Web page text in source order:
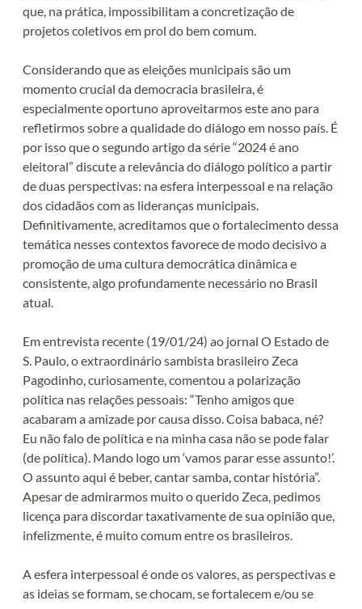
que, na prática, impossibilitam a concretização de
projetos coletivos em prol do bem comum.
Considerando que as eleições municipais são um
momento crucial da democracia brasileira, é
especialmente oportuno aproveitarmos este ano para
refletirmos sobre a qualidade do diálogo em nosso país. É
por isso que o segundo artigo da série “2024 é ano
eleitoral” discute a relevância do diálogo político a partir
de duas perspectivas: na esfera interpessoal e na relação
dos cidadãos com as lideranças municipais.
Definitivamente, acreditamos que o fortalecimento dessa
temática nesses contextos favorece de modo decisivo a
promoção de uma cultura democrática dinâmica e
consistente, algo profundamente necessário no Brasil
atual.
Em entrevista recente (19/01/24) ao jornal O Estado de
S. Paulo, o extraordinário sambista brasileiro Zeca
Pagodinho, curiosamente, comentou a polarização
política nas relações pessoais: “Tenho amigos que
acabaram a amizade por causa disso. Coisa babaca, né?
Eu não falo de política e na minha casa não se pode falar
(de política). Mando logo um ‘vamos parar esse assunto!’.
O assunto aqui é beber, cantar samba, contar história”.
Apesar de admirarmos muito o querido Zeca, pedimos
licença para discordar taxativamente de sua opinião que,
infelizmente, é muito comum entre os brasileiros.
A esfera interpessoal é onde os valores, as perspectivas e
as ideias se formam, se chocam, se fortalecem e/ou se